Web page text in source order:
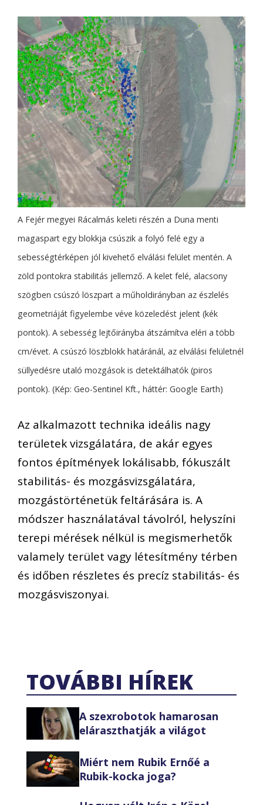
A Fejér megyei Rácalmás keleti részén a Duna menti
magaspart egy blokkja csúszik a folyó felé egy a
sebességtérképen jól kivehető elválási felület mentén. A
zöld pontokra stabilitás jellemző. A kelet felé, alacsony
szögben csúszó löszpart a műholdirányban az észlelés
geometriáját figyelembe véve közeledést jelent (kék
pontok). A sebesség lejtőirányba átszámítva eléri a több
cm/évet. A csúszó löszblokk határánál, az elválási felületnél
süllyedésre utaló mozgások is detektálhatók (piros
pontok). (Kép: Geo-Sentinel Kft., háttér: Google Earth)
Az alkalmazott technika ideális nagy
területek vizsgálatára, de akár egyes
fontos építmények lokálisabb, fókuszált
stabilitás- és mozgásvizsgálatára,
mozgástörténetük feltárására is. A
módszer használatával távolról, helyszíni
terepi mérések nélkül is megismerhetők
valamely terület vagy létesítmény térben
és időben részletes és precíz stabilitás- és
mozgásviszonyai.
TOVÁBBI HÍREK
A szexrobotok hamarosan
eláraszthatják a világot
Miért nem Rubik Ernőé a
Rubik-kocka joga?